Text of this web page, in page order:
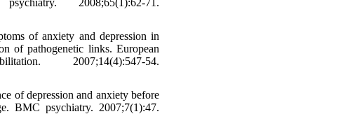
2008;65(1):62-71.
of anxiety and depression in
of pathogenetic links. European
2007;14(4):547-54.
of depression and anxiety before
BMC psychiatry. 2007;7(1):47.